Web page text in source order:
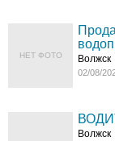
НЕТ ФОТО Волжск
02/08/
Волжск